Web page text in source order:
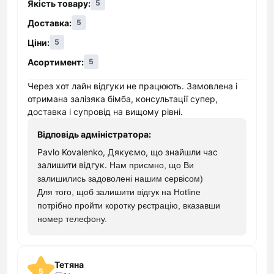
наявність базової інформації про усі
представлені продукти. На сайті інтернет-
магазину електроніки "Кокос" розміщені різні
товари, кожен з яких має доступний опис для
гарантії безпечної купівлі. Все, що треба
клієнтові для того, щоб переконатися в
доцільності придбання певної одиниці
техніки,- проглянути опис на сторінці;
Компетентні співробітники нашого магазину
техніки завжди готові проконсультувати
покупців з приводу особливостей
використання того або іншого товару. Тут вам
також пояснять особливості придбання
товарів на сайті або допоможуть використати
зв'язку з тим, що купівля здійснюється в
Якість товару: 5
Доставка: 5
Ціни: 5
Асортимент: 5
Через хот лайн відгуки не працюють. Замовлена і
отримана залізяка бімба, консультації супер,
доставка і супровід на вищому рівні.
Відповідь адміністратора:
Pavlo Kovalenko, Дякуємо, що знайшли час
залишити відгук. Нам приємно, що Ви
залишились задоволені нашим сервісом)
Для того, щоб залишити відгук на Hotline
потрібно пройти коротку рєстрацію, вказавши
номер телефону.
5
Тетяна